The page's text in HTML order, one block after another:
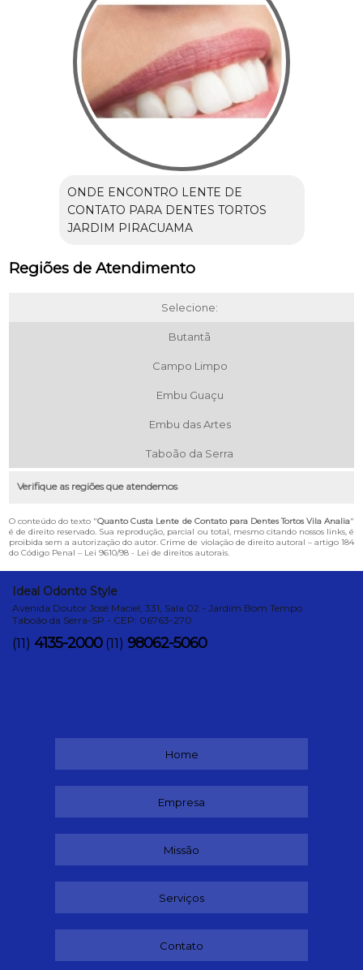
ONDE ENCONTRO LENTE DE
CONTATO PARA DENTES TORTOS
JARDIM PIRACUAMA
Regiões de Atendimento
Selecione:
Butantã
Campo Limpo
Embu Guaçu
Embu das Artes
Taboão da Serra
Verifique as regiões que atendemos
O conteúdo do texto "Quanto Custa Lente de Contato para Dentes Tortos Vila Analia"
é de direito reservado. Sua reprodução, parcial ou total, mesmo citando nossos links, é
proibida sem a autorização do autor. Crime de violação de direito autoral – artigo 184
do Código Penal – Lei 9610/98 - Lei de direitos autorais.
Ideal Odonto Style
Avenida Doutor José Maciel, 331, Sala 02 - Jardim Bom Tempo
Taboão da Serra-SP - CEP: 06763-270
(11) 4135-2000 (11) 98062-5060
Home
Empresa
Missão
Serviços
Contato